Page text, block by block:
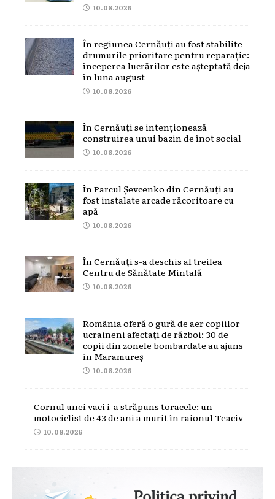
10.08.2026
În regiunea Cernăuți au fost stabilite
drumurile prioritare pentru reparație:
începerea lucrărilor este așteptată deja
în luna august
10.08.2026
În Cernăuți se intenționează
construirea unui bazin de înot social
10.08.2026
În Parcul Șevcenko din Cernăuți au
fost instalate arcade răcoritoare cu
apă
10.08.2026
În Cernăuți s-a deschis al treilea
Centru de Sănătate Mintală
10.08.2026
România oferă o gură de aer copiilor
ucraineni afectați de război: 30 de
copii din zonele bombardate au ajuns
în Maramureș
10.08.2026
Cornul unei vaci i-a străpuns toracele: un
motociclist de 43 de ani a murit în raionul Teaciv
10.08.2026